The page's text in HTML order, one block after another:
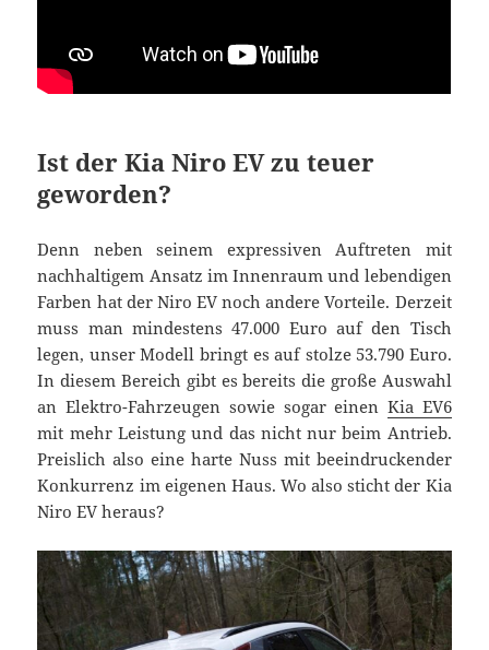
Ist der Kia Niro EV zu teuer
geworden?
Denn neben seinem expressiven Auftreten mit
nachhaltigem Ansatz im Innenraum und lebendigen
Farben hat der Niro EV noch andere Vorteile. Derzeit
muss man mindestens 47.000 Euro auf den Tisch
legen, unser Modell bringt es auf stolze 53.790 Euro.
In diesem Bereich gibt es bereits die große Auswahl
an Elektro-Fahrzeugen sowie sogar einen Kia EV6
mit mehr Leistung und das nicht nur beim Antrieb.
Preislich also eine harte Nuss mit beeindruckender
Konkurrenz im eigenen Haus. Wo also sticht der Kia
Niro EV heraus?